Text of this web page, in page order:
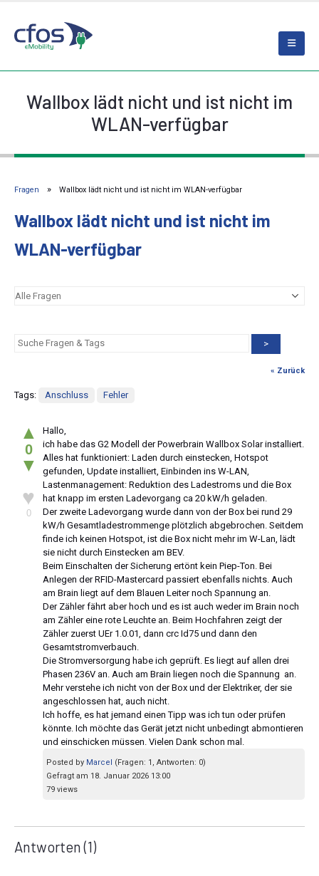
Wallbox lädt nicht und ist nicht im
WLAN-verfügbar
Fragen Wallbox lädt nicht und ist nicht im WLAN-verfügbar
Wallbox lädt nicht und ist nicht im
WLAN-verfügbar
>
« Zurück
Tags: Anschluss Fehler
▲
0
▼
♥
0
Hallo,
ich habe das G2 Modell der Powerbrain Wallbox Solar installiert.
Alles hat funktioniert: Laden durch einstecken, Hotspot
gefunden, Update installiert, Einbinden ins W-LAN,
Lastenmanagement: Reduktion des Ladestroms und die Box
hat knapp im ersten Ladevorgang ca 20 kW/h geladen.
Der zweite Ladevorgang wurde dann von der Box bei rund 29
kW/h Gesamtladestrommenge plötzlich abgebrochen. Seitdem
finde ich keinen Hotspot, ist die Box nicht mehr im W-Lan, lädt
sie nicht durch Einstecken am BEV.
Beim Einschalten der Sicherung ertönt kein Piep-Ton. Bei
Anlegen der RFID-Mastercard passiert ebenfalls nichts. Auch
am Brain liegt auf dem Blauen Leiter noch Spannung an.
Der Zähler fährt aber hoch und es ist auch weder im Brain noch
am Zähler eine rote Leuchte an. Beim Hochfahren zeigt der
Zähler zuerst UEr 1.0.01, dann crc Id75 und dann den
Gesamtstromverbauch.
Die Stromversorgung habe ich geprüft. Es liegt auf allen drei
Phasen 236V an. Auch am Brain liegen noch die Spannung an.
Mehr verstehe ich nicht von der Box und der Elektriker, der sie
angeschlossen hat, auch nicht.
Ich hoffe, es hat jemand einen Tipp was ich tun oder prüfen
könnte. Ich möchte das Gerät jetzt nicht unbedingt abmontieren
und einschicken müssen. Vielen Dank schon mal.
Posted by Marcel (Fragen: 1, Antworten: 0)
Gefragt am 18. Januar 2026 13:00
79 views
Antworten(1)